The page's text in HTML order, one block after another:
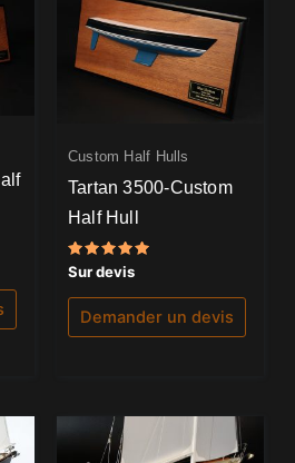
Custom Half Hulls
Tartan 3500-Custom
Half Hull
Note
5.00
sur 5
Sur devis
Demander un devis